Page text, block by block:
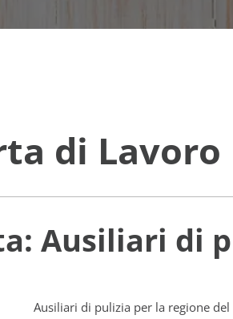
di
Ausiliari di
Ausiliari di pulizia per la regione del